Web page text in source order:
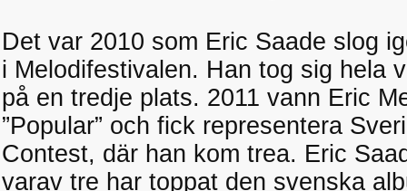
Det var 2010 som Eric Saade slog
i Melodifestivalen. Han tog sig hela
på en tredje plats. 2011 vann Eric
”Popular” och fick representera
Contest, där han kom trea. Eric
varav tre har toppat den svenska